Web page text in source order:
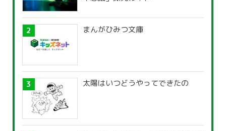
まんがひみつ文庫
太陽はいつどうやってできたの